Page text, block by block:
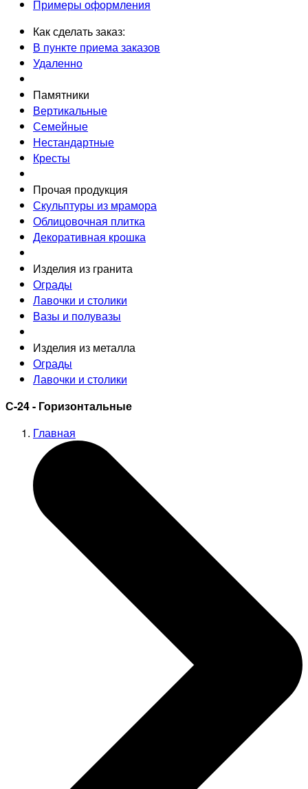
Примеры оформления
Как сделать заказ:
В пункте приема заказов
Удаленно
Памятники
Вертикальные
Семейные
Нестандартные
Кресты
Прочая продукция
Скульптуры из мрамора
Облицовочная плитка
Декоративная крошка
Изделия из гранита
Ограды
Лавочки и столики
Вазы и полувазы
Изделия из металла
Ограды
Лавочки и столики
С-24 - Горизонтальные
Главная